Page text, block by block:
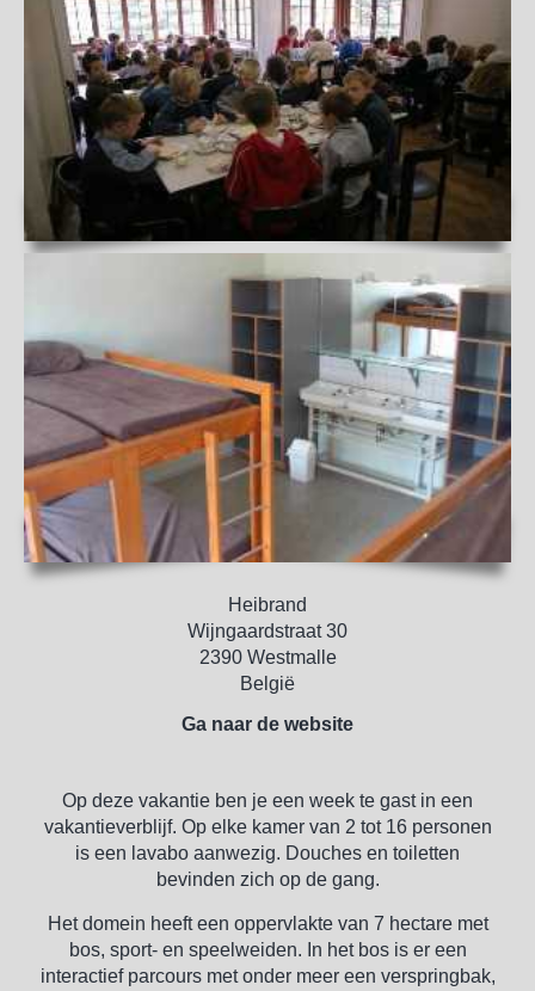
Heibrand
Wijngaardstraat 30
2390 Westmalle
België
Ga naar de website
Op deze vakantie ben je een week te gast in een
vakantieverblijf. Op elke kamer van 2 tot 16 personen
is een lavabo aanwezig. Douches en toiletten
bevinden zich op de gang.
Het domein heeft een oppervlakte van 7 hectare met
bos, sport- en speelweiden. In het bos is er een
interactief parcours met onder meer een verspringbak,